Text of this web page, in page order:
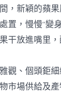
新穎的蘋果
置，慢慢“變
干放進嘴里
、個頭鉅細
市場供給及